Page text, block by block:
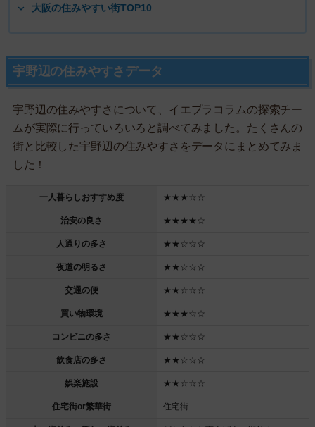
大阪の住みやすい街TOP10
宇野辺の住みやすさデータ
宇野辺の住みやすさについて、イエプラコラムの探索チー
ムが実際に行っていろいろと調べてみました。たくさんの
街と比較した宇野辺の住みやすさをデータにまとめてみま
した！
一人暮らしおすすめ度 ★★★☆☆
治安の良さ ★★★★☆
人通りの多さ ★★☆☆☆
夜道の明るさ ★★☆☆☆
交通の便 ★★☆☆☆
買い物環境 ★★★☆☆
コンビニの多さ ★★☆☆☆
飲食店の多さ ★★☆☆☆
娯楽施設 ★★☆☆☆
住宅街or繁華街 住宅街